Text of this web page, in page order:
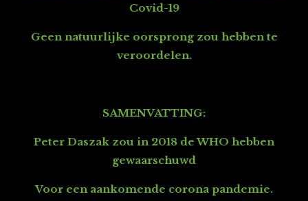
Covid-19
Geen natuurlijke oorsprong zou hebben te
veroordelen.
SAMENVATTING:
Peter Daszak zou in 2018 de WHO hebben
gewaarschuwd
Voor een aankomende corona pandemie.